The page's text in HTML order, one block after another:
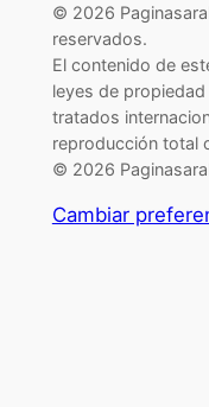
© 2026
reservados.
El contenido de
leyes de
tratados
reproducción total
© 2026
Cambiar